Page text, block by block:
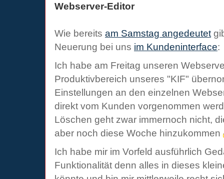
Webserver-Editor
Wie bereits am Samstag angedeutet
Neuerung bei uns im Kundeninterface:
Ich habe am Freitag unseren
Produktivbereich unseres "KIF"
Einstellungen an den einzelnen
direkt vom Kunden vorgenommen
Löschen geht zwar immernoch nicht,
aber noch diese Woche hinzukommen
Ich habe mir im Vorfeld ausführlich
Funktionalität denn alles in dieses